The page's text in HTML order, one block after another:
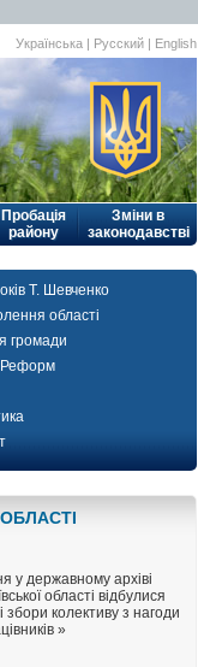
Українська | Русский | English
Пробація
району
Зміни в
законодавстві
Т. Шевченко
області
громади
ОБЛАСТI
у державному архіві
області відбулися
збори колективу з нагоди
»